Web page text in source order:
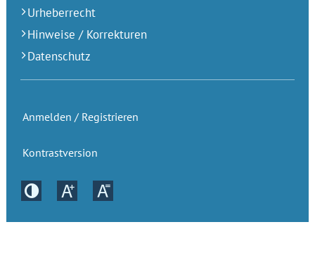
Urheberrecht
Hinweise / Korrekturen
Datenschutz
Anmelden / Registrieren
Kontrastversion
Kontrastversion